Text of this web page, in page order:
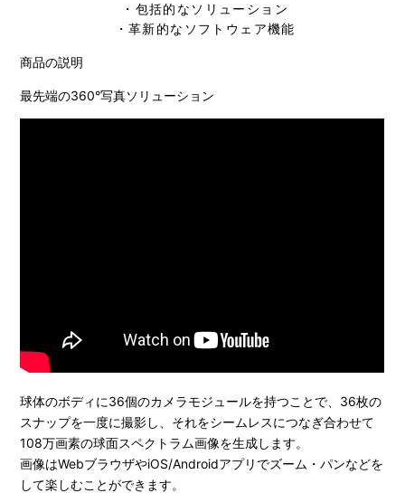
・包括的なソリューション
・革新的なソフトウェア機能
商品の説明
最先端の360°写真ソリューション
球体のボディに36個のカメラモジュールを持つことで、36枚の
スナップを一度に撮影し、それをシームレスにつなぎ合わせて
108万画素の球面スペクトラム画像を生成します。
画像はWebブラウザやiOS/Androidアプリでズーム・パンなどを
して楽しむことができます。